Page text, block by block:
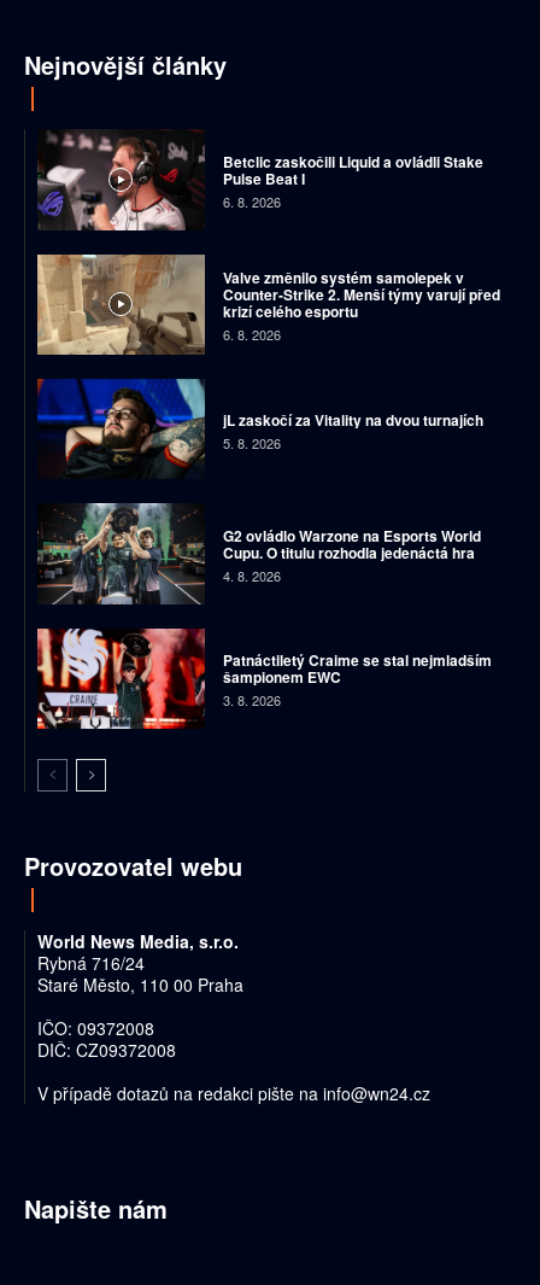
Nejnovější články
Betclic zaskočili Liquid a ovládli Stake
Pulse Beat I
6. 8. 2026
Valve změnilo systém samolepek v
Counter-Strike 2. Menší týmy varují před
krizí celého esportu
6. 8. 2026
jL zaskočí za Vitality na dvou turnajích
5. 8. 2026
G2 ovládlo Warzone na Esports World
Cupu. O titulu rozhodla jedenáctá hra
4. 8. 2026
Patnáctiletý Craime se stal nejmladším
šampionem EWC
3. 8. 2026
Provozovatel webu
World News Media, s.r.o.
Rybná 716/24
Staré Město, 110 00 Praha
IČO: 09372008
DIČ: CZ09372008
V případě dotazů na redakci pište na info@wn24.cz
Napište nám